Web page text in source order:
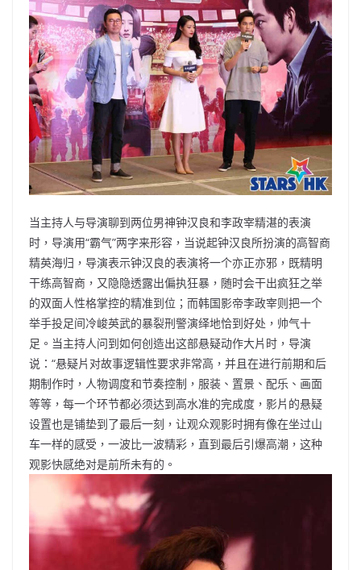
当主持人与导演聊到两位男神钟汉良和李政宰精湛的表演
时，导演用“霸气”两字来形容，当说起钟汉良所扮演的高智商
精英海归，导演表示钟汉良的表演将一个亦正亦邪，既精明
干练高智商，又隐隐透露出偏执狂暴，随时会干出疯狂之举
的双面人性格掌控的精准到位；而韩国影帝李政宰则把一个
举手投足间冷峻英武的暴裂刑警演绎地恰到好处，帅气十
足。当主持人问到如何创造出这部悬疑动作大片时，导演
说：“悬疑片对故事逻辑性要求非常高，并且在进行前期和后
期制作时，人物调度和节奏控制，服装、置景、配乐、画面
等等，每一个环节都必须达到高水准的完成度，影片的悬疑
设置也是铺垫到了最后一刻，让观众观影时拥有像在坐过山
车一样的感受，一波比一波精彩，直到最后引爆高潮，这种
观影快感绝对是前所未有的。